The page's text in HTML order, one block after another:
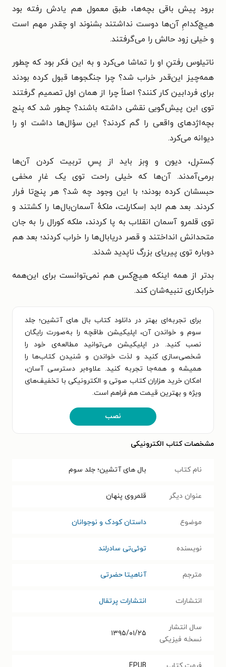
برود پیش باقی بچه‌ها، طبق معمول هم یادش رفته بود
هیچ‌کدامِ آن‌ها دوست نداشتند بشنوند او چقدر مهم است
و خیلی زود حالش را می‌گرفتند.
ناتیلوس رفتنِ او را تماشا می‌کرد و به این فکر بود که چطور
همه‌چیز این‌قدر خراب شد؟ چرا جنگجوها قبول کرده بودند
برای فردابین کار کنند؟ اصلاً چرا از همان اول تصمیم گرفتند
توی این پیش‌گویی نقشی داشته باشند؟ چطور شد که پنج
بچه‌اژدهای واقعی را گم کردند؟ این سؤال‌ها داشت او را
دیوانه می‌کرد.
کِسترِل، دیون و وِبز باید از پسِ تربیت کردن آن‌ها
برمی‌آمدند. آن‌ها که خیلی راحت توی یک غارِ مخفی
حبسشان کرده بودند؛ با این وجود چه شد؟ هر پنج‌تا فرار
کردند. بعد هم لابد اِسکارلِت، ملکهٔ آسمان‌بال‌ها را کشتند و
توی قلمرو آسمان انقلاب به پا کردند، ملکه کورال را به جان
متحدانش انداختند و قصر دریابال‌ها را خراب کردند؛ بعد هم
دوباره توی پیریای بزرگ ناپدید شدند.
بدتر از همه اینکه هیچ‌کس هم نمی‌توانست برای این‌همه
خرابکاری تنبیه‌شان کند.
برای تجربه‌ای بهتر در دانلود کتاب بال های آتشین؛ جلد
سوم و خواندن آن، اپلیکیشن طاقچه را به‌صورت رایگان
نصب کنید. در اپلیکیشن می‌توانید مطالعه‌ی خود را
شخصی‌سازی کنید و لذت خواندن و شنیدن کتاب‌ها را
همیشه و همه‌جا تجربه کنید. علاوه‌بر دسترسی آسان،
امکان خرید هزاران کتاب صوتی و الکترونیکی با تخفیف‌های
ویژه و بهترین قیمت هم فراهم است.
نصب
مشخصات کتاب الکترونیکی
نام کتاب بال های آتشین؛ جلد سوم
عنوان دیگر قلمروی پنهان
موضوع داستان کودک و نوجوانان
نویسنده توئی‌تی سادرلند
مترجم آناهیتا حضرتی
انتشارات انتشارات پرتقال
سال انتشار
نسخه فیزیکی
۱۳۹۵/۰۱/۲۵